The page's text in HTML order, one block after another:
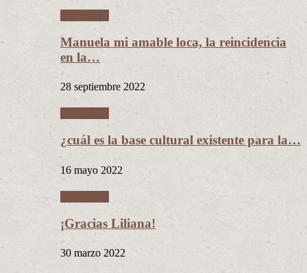
Manuela mi amable loca, la reincidencia
en la…
28 septiembre 2022
¿cuál es la base cultural existente para la…
16 mayo 2022
¡Gracias Liliana!
30 marzo 2022